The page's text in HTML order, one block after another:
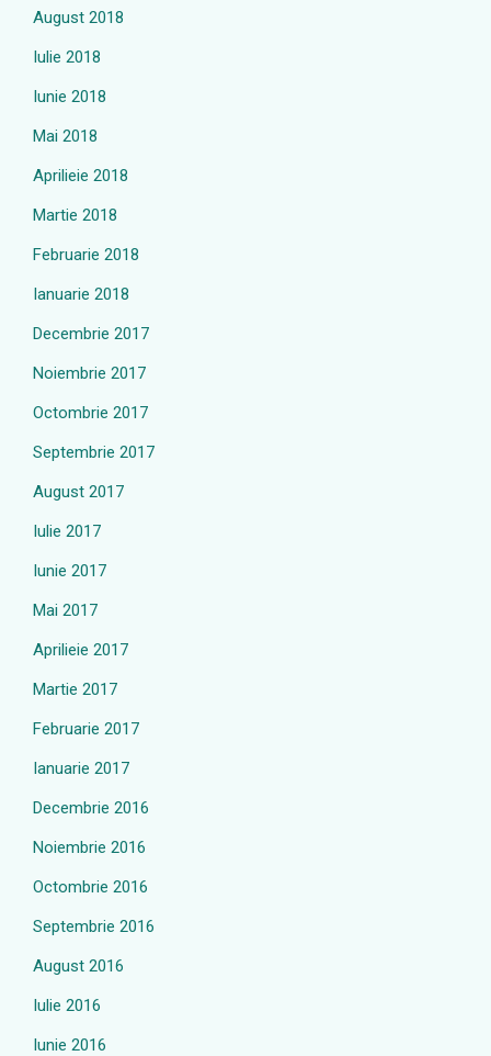
August 2018
Iulie 2018
Iunie 2018
Mai 2018
Aprilieie 2018
Martie 2018
Februarie 2018
Ianuarie 2018
Decembrie 2017
Noiembrie 2017
Octombrie 2017
Septembrie 2017
August 2017
Iulie 2017
Iunie 2017
Mai 2017
Aprilieie 2017
Martie 2017
Februarie 2017
Ianuarie 2017
Decembrie 2016
Noiembrie 2016
Octombrie 2016
Septembrie 2016
August 2016
Iulie 2016
Iunie 2016